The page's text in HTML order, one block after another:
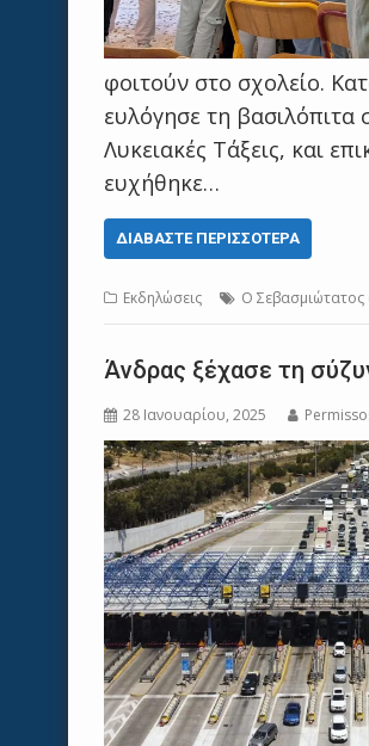
φοιτούν στο σχολείο.
ευλόγησε τη βασιλόπιτα
Λυκειακές Τάξεις, και
ευχήθηκε…
ΔΙΑΒΆΣΤΕ ΠΕΡΙΣΣΌΤΕΡΑ
Εκδηλώσεις Ο Σεβασμιώτατος
Άνδρας ξέχασε τη
28 Ιανουαρίου, 2025